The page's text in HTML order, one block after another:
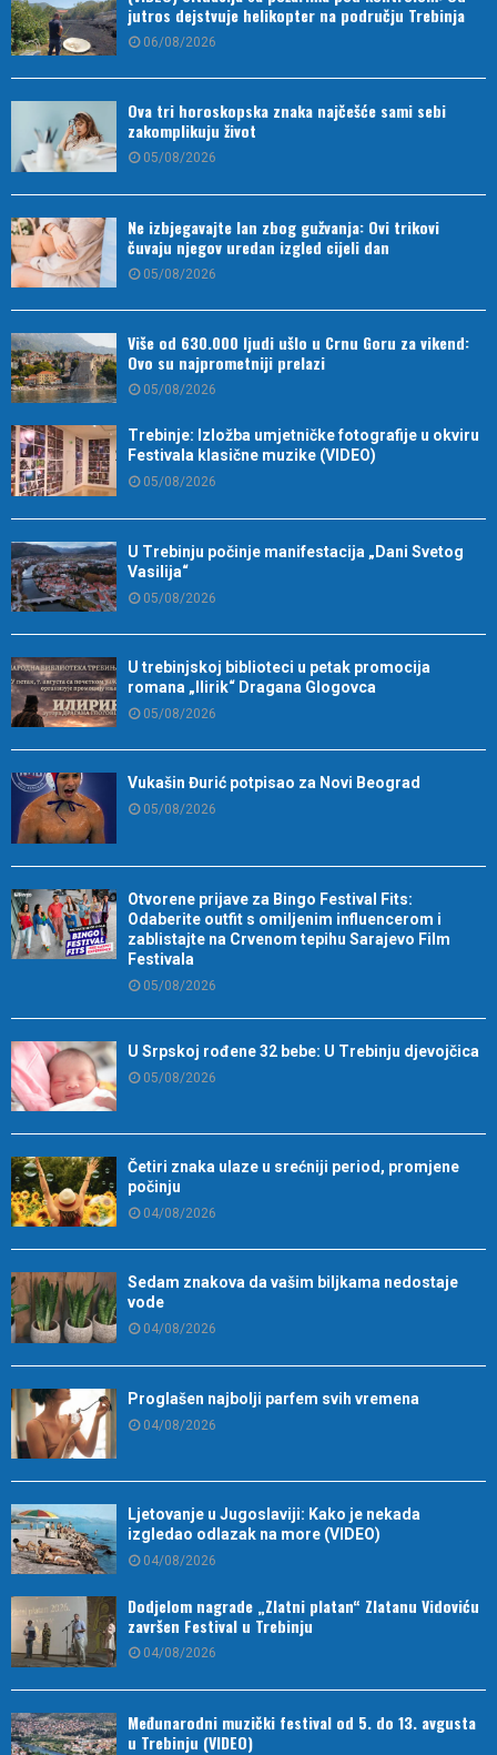
jutros dejstvuje helikopter na području Trebinja
06/08/2026
Ova tri horoskopska znaka najčešće sami sebi
zakomplikuju život
05/08/2026
Ne izbjegavajte lan zbog gužvanja: Ovi trikovi
čuvaju njegov uredan izgled cijeli dan
05/08/2026
Više od 630.000 ljudi ušlo u Crnu Goru za vikend:
Ovo su najprometniji prelazi
05/08/2026
Trebinje: Izložba umjetničke fotografije u okviru
Festivala klasične muzike (VIDEO)
05/08/2026
U Trebinju počinje manifestacija „Dani Svetog
Vasilija“
05/08/2026
U trebinjskoj biblioteci u petak promocija
romana „Ilirik“ Dragana Glogovca
05/08/2026
Vukašin Đurić potpisao za Novi Beograd
05/08/2026
Otvorene prijave za Bingo Festival Fits:
Odaberite outfit s omiljenim influencerom i
zablistajte na Crvenom tepihu Sarajevo Film
Festivala
05/08/2026
U Srpskoj rođene 32 bebe: U Trebinju djevojčica
05/08/2026
Četiri znaka ulaze u srećniji period, promjene
počinju
04/08/2026
Sedam znakova da vašim biljkama nedostaje
vode
04/08/2026
Proglašen najbolji parfem svih vremena
04/08/2026
Ljetovanje u Jugoslaviji: Kako je nekada
izgledao odlazak na more (VIDEO)
04/08/2026
Dodjelom nagrade „Zlatni platan“ Zlatanu Vidoviću
završen Festival u Trebinju
04/08/2026
Međunarodni muzički festival od 5. do 13. avgusta
u Trebinju (VIDEO)